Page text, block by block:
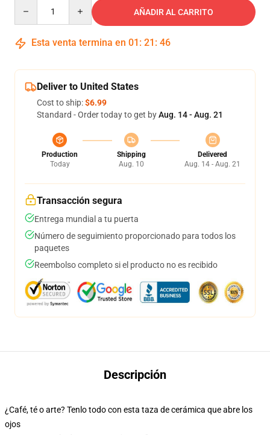
AÑADIR AL CARRITO
Esta venta termina en 01 : 21 : 46
Deliver to United States
Cost to ship:$6.99
Standard - Order today to get byAug. 14 - Aug. 21
Production
Today
Shipping
Aug. 10
Delivered
Aug. 14 - Aug. 21
Transacción segura
Entrega mundial a tu puerta
Número de seguimiento proporcionado para todos los
paquetes
Reembolso completo si el producto no es recibido
Descripción
¿Café, té o arte? Tenlo todo con esta taza de cerámica que abre los
ojos